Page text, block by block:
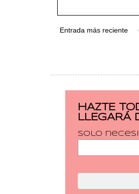
Entrada más reciente
HAZTE
LLEGARÁ
Solo